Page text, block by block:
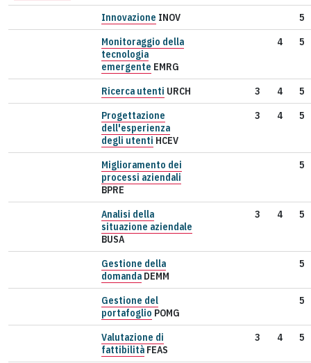
Innovazione INOV
5
Monitoraggio della
tecnologia
emergente EMRG
4 5
Ricerca utenti URCH 3 4
5
Progettazione
dell'esperienza
degli utenti HCEV
3 4 5
Miglioramento dei
processi aziendali
BPRE
5
Analisi della
situazione aziendale
BUSA
3 4 5
Gestione della
domanda DEMM
5
Gestione del
portafoglio POMG
5
Valutazione di
fattibilità FEAS
3 4 5